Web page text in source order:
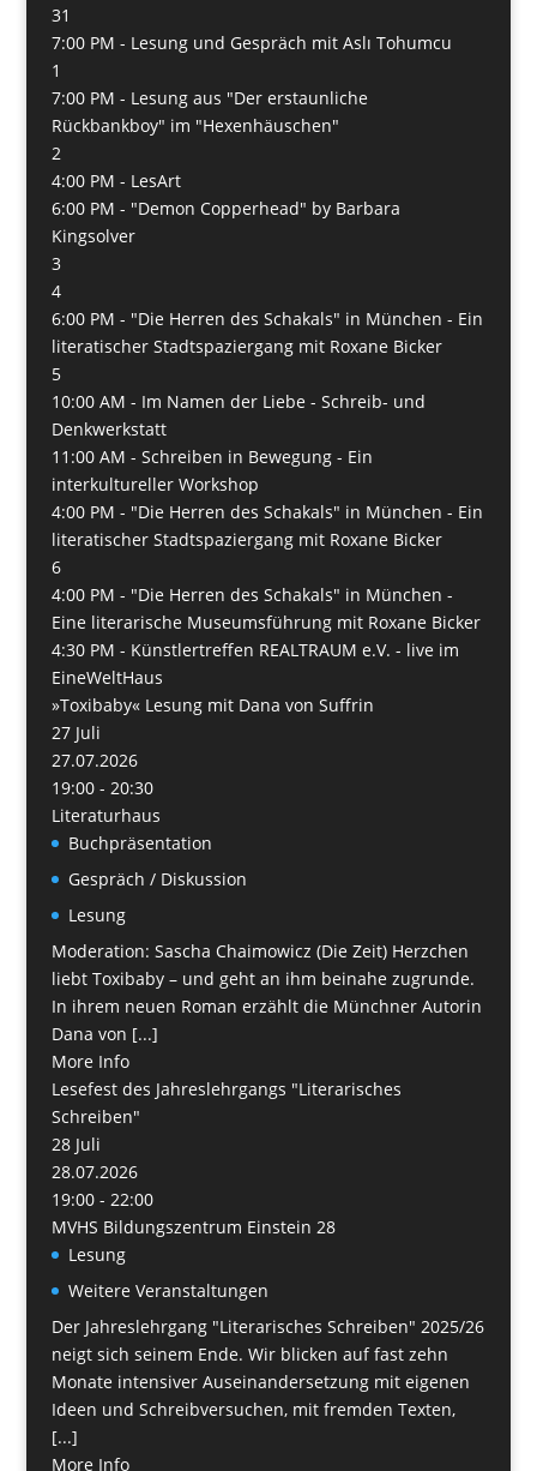
31
7:00 PM - Lesung und Gespräch mit Aslı Tohumcu
1
7:00 PM - Lesung aus "Der erstaunliche
Rückbankboy" im "Hexenhäuschen"
2
4:00 PM - LesArt
6:00 PM - "Demon Copperhead" by Barbara
Kingsolver
3
4
6:00 PM - "Die Herren des Schakals" in München - Ein
literatischer Stadtspaziergang mit Roxane Bicker
5
10:00 AM - Im Namen der Liebe - Schreib- und
Denkwerkstatt
11:00 AM - Schreiben in Bewegung - Ein
interkultureller Workshop
4:00 PM - "Die Herren des Schakals" in München - Ein
literatischer Stadtspaziergang mit Roxane Bicker
6
4:00 PM - "Die Herren des Schakals" in München -
Eine literarische Museumsführung mit Roxane Bicker
4:30 PM - Künstlertreffen REALTRAUM e.V. - live im
EineWeltHaus
»Toxibaby« Lesung mit Dana von Suffrin
27 Juli
27.07.2026
19:00 - 20:30
Literaturhaus
Buchpräsentation
Gespräch / Diskussion
Lesung
Moderation: Sascha Chaimowicz (Die Zeit) Herzchen
liebt Toxibaby – und geht an ihm beinahe zugrunde.
In ihrem neuen Roman erzählt die Münchner Autorin
Dana von [...]
More Info
Lesefest des Jahreslehrgangs "Literarisches
Schreiben"
28 Juli
28.07.2026
19:00 - 22:00
MVHS Bildungszentrum Einstein 28
Lesung
Weitere Veranstaltungen
Der Jahreslehrgang "Literarisches Schreiben" 2025/26
neigt sich seinem Ende. Wir blicken auf fast zehn
Monate intensiver Auseinandersetzung mit eigenen
Ideen und Schreibversuchen, mit fremden Texten,
[...]
More Info